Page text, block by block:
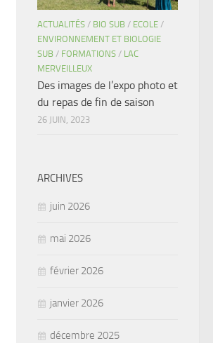
ACTUALITÉS / BIO SUB / ECOLE /
ENVIRONNEMENT ET BIOLOGIE
SUB / FORMATIONS / LAC
MERVEILLEUX
Des images de l’expo photo et
du repas de fin de saison
26 JUIN, 2023
ARCHIVES
juin 2026
mai 2026
février 2026
janvier 2026
décembre 2025